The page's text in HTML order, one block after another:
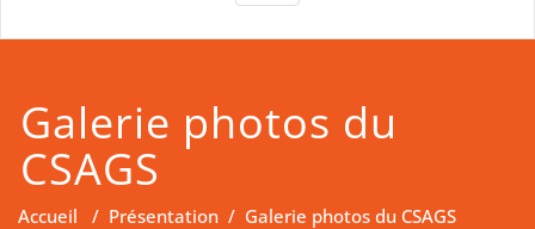
Galerie photos du
CSAGS
Accueil / Présentation / Galerie photos du CSAGS